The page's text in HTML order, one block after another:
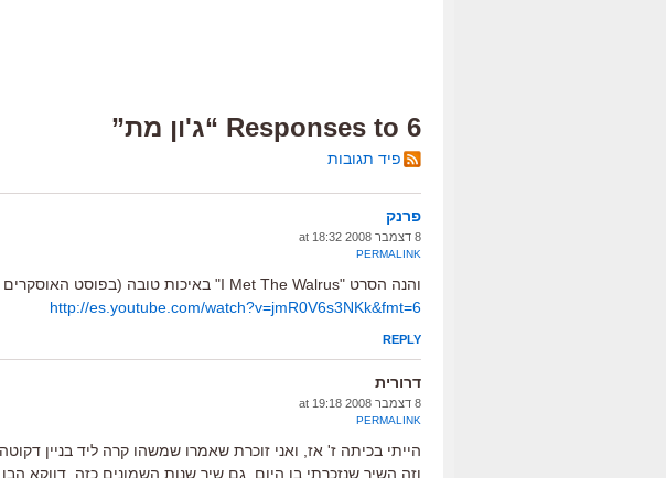
6 Responses to “ג'ון מת”
פיד תגובות
פרנק
8 דצמבר 2008 at 18:32
PERMALINK
והנה הסרט "I Met The Walrus" באיכות טובה (בפוסט האוסקרים מינואר היה רק טריילר):
http://es.youtube.com/watch?v=jmR0V6s3NKk&fmt=6
REPLY
דרורית
8 דצמבר 2008 at 19:18
PERMALINK
הייתי בכיתה ז' אז, ואני זוכרת שאמרו שמשהו קרה ליד בניין
וזה השיר שנזכרתי בו היום, גם שיר שנות השמונים כזה. דווקא